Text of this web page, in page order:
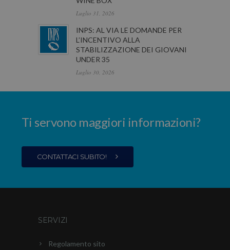
Luglio 31, 2026
INPS: AL VIA LE DOMANDE PER
L’INCENTIVO ALLA
STABILIZZAZIONE DEI GIOVANI
UNDER 35
Luglio 30, 2026
Ti servono maggiori informazioni?
CONTATTACI SUBITO!
SERVIZI
Regolamento sito